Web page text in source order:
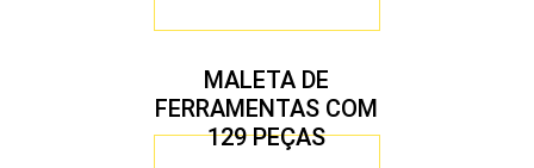
MALETA DE
FERRAMENTAS COM
129 PEÇAS